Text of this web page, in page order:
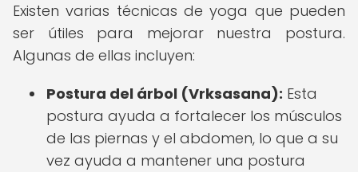
Existen varias técnicas de yoga que pueden
ser útiles para mejorar nuestra postura.
Algunas de ellas incluyen:
Postura del árbol (Vrksasana): Esta
postura ayuda a fortalecer los músculos
de las piernas y el abdomen, lo que a su
vez ayuda a mantener una postura